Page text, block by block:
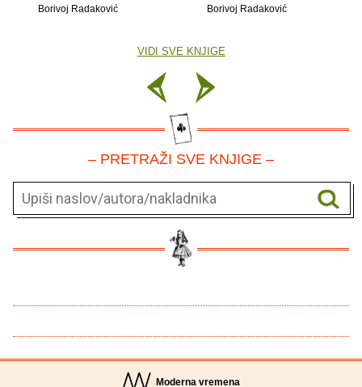
Borivoj Radaković Borivoj Radaković
VIDI SVE KNJIGE
– PRETRAŽI SVE KNJIGE –
Moderna vremena